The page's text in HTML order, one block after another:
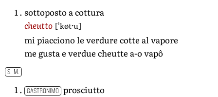
sottoposto a cottura
cheutto [ˈkøtˑu]
mi piacciono le verdure cotte al vapore
me gusta e verdue cheutte a-o vapô
S. M.
GASTRONIMO prosciutto